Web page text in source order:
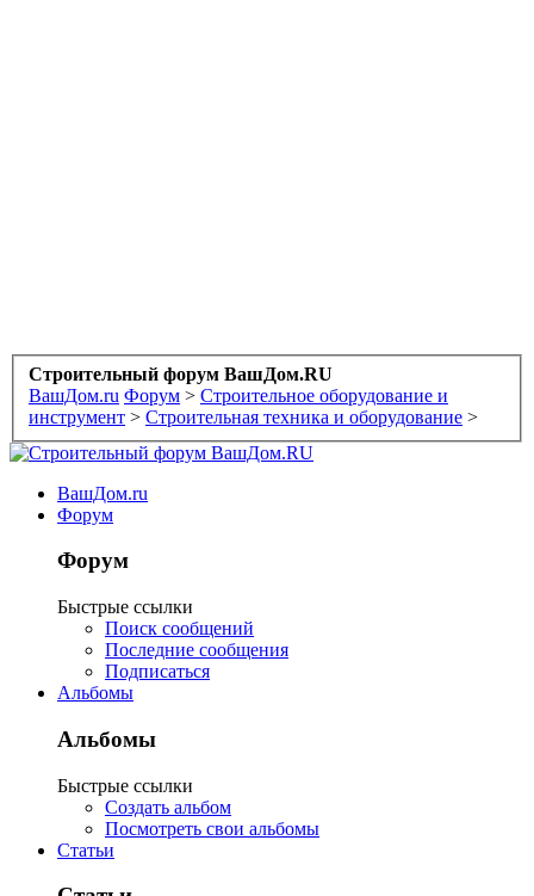
Строительный форум ВашДом.RU
ВашДом.ru Форум > Строительное оборудование и
инструмент > Строительная техника и оборудование >
ВашДом.ru
Форум
Форум
Быстрые ссылки
Поиск сообщений
Последние сообщения
Подписаться
Альбомы
Альбомы
Быстрые ссылки
Создать альбом
Посмотреть свои альбомы
Статьи